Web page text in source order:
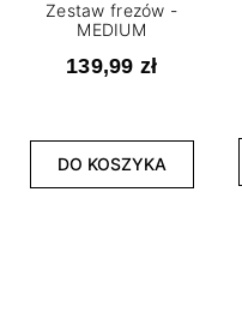
Zestaw frezów -
MEDIUM
139,99 zł
DO KOSZYKA